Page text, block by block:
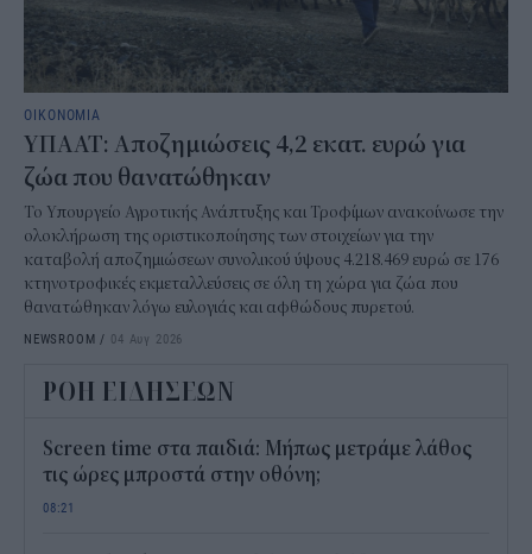
ΟΙΚΟΝΟΜΙΑ
ΥΠΑΑΤ: Αποζημιώσεις 4,2 εκατ. ευρώ για
ζώα που θανατώθηκαν
Το Υπουργείο Αγροτικής Ανάπτυξης και Τροφίμων ανακοίνωσε την
ολοκλήρωση της οριστικοποίησης των στοιχείων για την
καταβολή αποζημιώσεων συνολικού ύψους 4.218.469 ευρώ σε 176
κτηνοτροφικές εκμεταλλεύσεις σε όλη τη χώρα για ζώα που
θανατώθηκαν λόγω ευλογιάς και αφθώδους πυρετού.
NEWSROOM / 04 Αυγ 2026
ΡΟΗ ΕΙΔΗΣΕΩΝ
Screen time στα παιδιά: Μήπως μετράμε λάθος
τις ώρες μπροστά στην οθόνη;
08:21